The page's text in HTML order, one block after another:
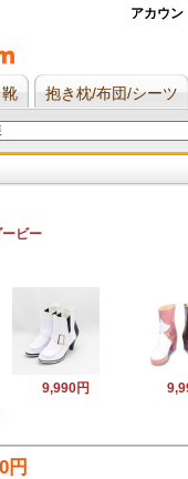
アカウン
抱き枕/布団/シーツ
ビー
9,990円
円